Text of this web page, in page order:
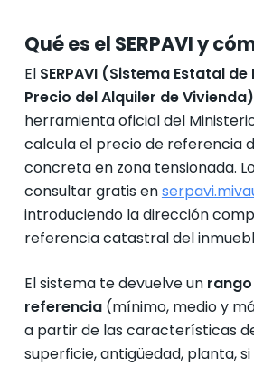
Qué es el SERPAVI y
El SERPAVI (Sistema Estatal
Precio del Alquiler de Vivienda)
herramienta oficial del
calcula el precio de referencia
concreta en zona tensionada.
consultar gratis en
introduciendo la dirección
referencia catastral del
El sistema te devuelve un
referencia(mínimo, medio y
a partir de las características
superficie, antigüedad, planta,